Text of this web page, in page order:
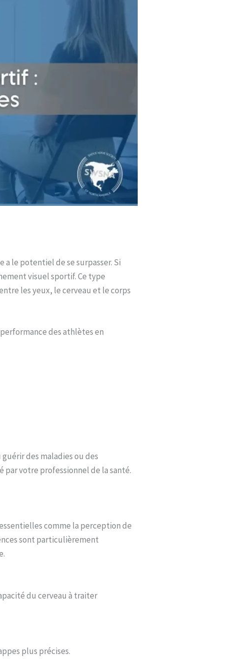
le potentiel de se surpasser. Si
visuel sportif. Ce type
les yeux, le cerveau et le corps
des athlètes en
des maladies ou des
par votre professionnel de la santé.
comme la perception de
sont particulièrement
du cerveau à traiter
plus précises.